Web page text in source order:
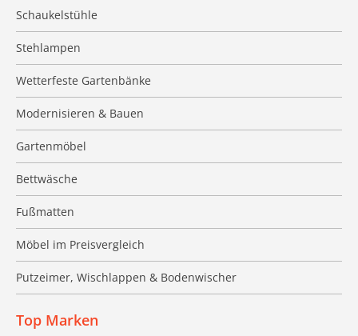
Schaukelstühle
Stehlampen
Wetterfeste Gartenbänke
Modernisieren & Bauen
Gartenmöbel
Bettwäsche
Fußmatten
Möbel im Preisvergleich
Putzeimer, Wischlappen & Bodenwischer
Top Marken